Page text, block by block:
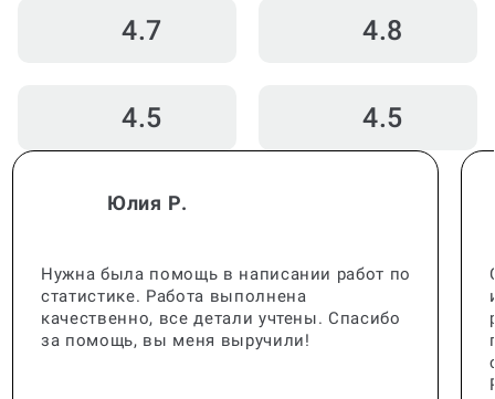
4.7 4.8
4.5 4.5
Юлия Р.
Нужна была помощь в написании работ по
статистике. Работа выполнена
качественно, все детали учтены. Спасибо
за помощь, вы меня выручили!